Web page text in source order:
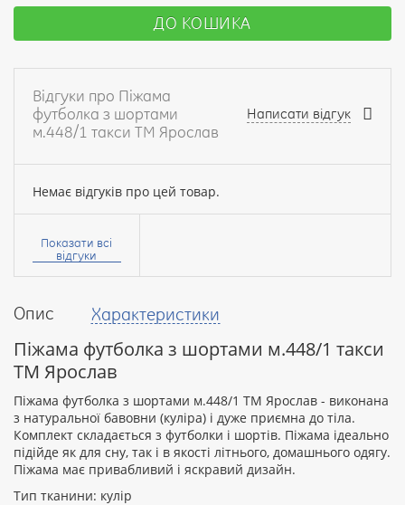
Опис Характеристики
Піжама футболка з шортами м.448/1 такси
ТМ Ярослав
Піжама футболка з шортами м.448/1 ТМ Ярослав - виконана
з натуральної бавовни (куліра) і дуже приємна до тіла.
Комплект складається з футболки і шортів. Піжама ідеально
підійде як для сну, так і в якості літнього, домашнього одягу.
Піжама має привабливий і яскравий дизайн.
Тип тканини: кулір
ДО КОШИКА
Відгуки про Піжама
футболка з шортами
м.448/1 такси ТМ Ярослав
Написати відгук
Немає відгуків про цей товар.
Ваше
Ваш
Рейтинг:
Показати всі
відгуки